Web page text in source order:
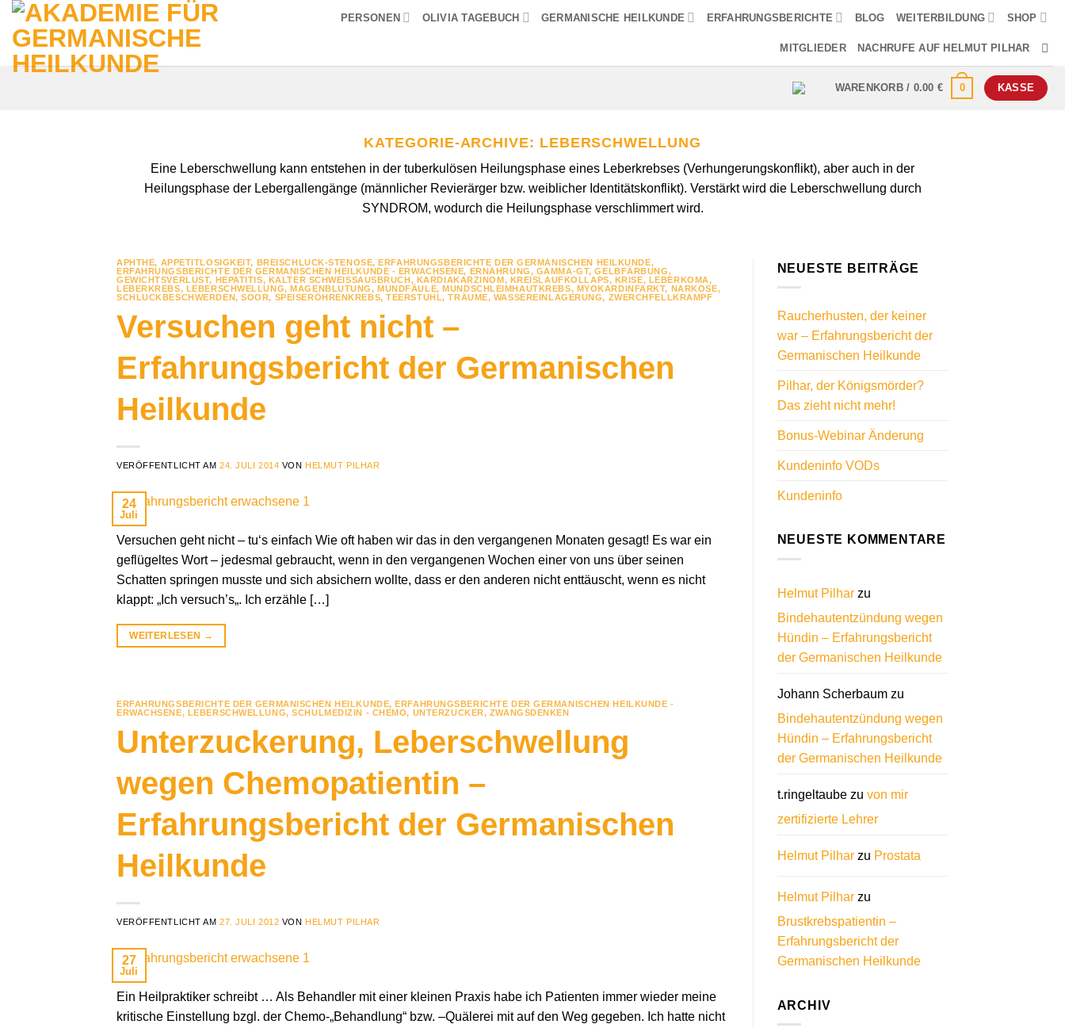
Zum
Inhalt
springen
PERSONEN OLIVIA TAGEBUCH GERMANISCHE HEILKUNDE ERFAHRUNGSBERICHTE BLOG WEITERBILDUNG SHOP
MITGLIEDER NACHRUFE AUF HELMUT PILHAR
WARENKORB / 0.00 € 0 KASSE
KATEGORIE-ARCHIVE: LEBERSCHWELLUNG
Eine Leberschwellung kann entstehen in der tuberkulösen Heilungsphase eines Leberkrebses (Verhungerungskonflikt), aber auch in der
Heilungsphase der Lebergallengänge (männlicher Revierärger bzw. weiblicher Identitätskonflikt). Verstärkt wird die Leberschwellung durch
SYNDROM, wodurch die Heilungsphase verschlimmert wird.
APHTHE, APPETITLOSIGKEIT, BREISCHLUCK-STENOSE,ERFAHRUNGSBERICHTE DER GERMANISCHEN HEILKUNDE,
ERFAHRUNGSBERICHTE DER GERMANISCHEN HEILKUNDE - ERWACHSENE, ERNÄHRUNG, GAMMA-GT,GELBFÄRBUNG,
GEWICHTSVERLUST, HEPATITIS, KALTER SCHWEISSAUSBRUCH, KARDIAKARZINOM, KREISLAUFKOLLAPS, KRISE, LEBERKOMA,
LEBERKREBS, LEBERSCHWELLUNG,MAGENBLUTUNG,MUNDFÄULE,MUNDSCHLEIMHAUTKREBS, MYOKARDINFARKT, NARKOSE,
SCHLUCKBESCHWERDEN,SOOR, SPEISERÖHRENKREBS,TEERSTUHL,TRÄUME, WASSEREINLAGERUNG, ZWERCHFELLKRAMPF
Versuchen geht nicht –
Erfahrungsbericht der Germanischen
Heilkunde
VERÖFFENTLICHT AM24. JULI 2014 VON HELMUT PILHAR
24
Juli
Versuchen geht nicht – tu‘s einfach Wie oft haben wir das in den vergangenen Monaten gesagt! Es war ein
geflügeltes Wort – jedesmal gebraucht, wenn in den vergangenen Wochen einer von uns über seinen
Schatten springen musste und sich absichern wollte, dass er den anderen nicht enttäuscht, wenn es nicht
klappt: „Ich versuch’s„. Ich erzähle […]
WEITERLESEN →
ERFAHRUNGSBERICHTE DER GERMANISCHEN HEILKUNDE,ERFAHRUNGSBERICHTE DER GERMANISCHEN HEILKUNDE -
ERWACHSENE, LEBERSCHWELLUNG,SCHULMEDIZIN - CHEMO, UNTERZUCKER, ZWANGSDENKEN
Unterzuckerung, Leberschwellung
wegen Chemopatientin –
Erfahrungsbericht der Germanischen
Heilkunde
VERÖFFENTLICHT AM27. JULI 2012 VON HELMUT PILHAR
27
Juli
Ein Heilpraktiker schreibt … Als Behandler mit einer kleinen Praxis habe ich Patienten immer wieder meine
kritische Einstellung bzgl. der Chemo-„Behandlung“ bzw. –Quälerei mit auf den Weg gegeben. Ich hatte nicht
NEUESTE BEITRÄGE
Raucherhusten, der keiner
war – Erfahrungsbericht der
Germanischen Heilkunde
Pilhar, der Königsmörder?
Das zieht nicht mehr!
Bonus-Webinar Änderung
Kundeninfo VODs
Kundeninfo
NEUESTE KOMMENTARE
Helmut Pilharzu
Bindehautentzündung wegen
Hündin – Erfahrungsbericht
der Germanischen Heilkunde
Johann Scherbaumzu
Bindehautentzündung wegen
Hündin – Erfahrungsbericht
der Germanischen Heilkunde
t.ringeltaubezu von mir
zertifizierte Lehrer
Helmut Pilharzu Prostata
Helmut Pilharzu
Brustkrebspatientin –
Erfahrungsbericht der
Germanischen Heilkunde
ARCHIV